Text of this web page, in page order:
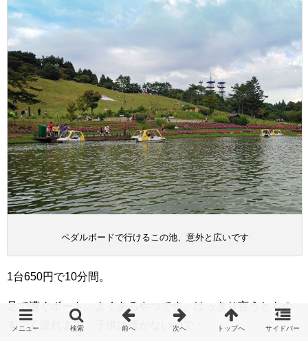
ペダルボードで行けるこの池、意外と広いです
1台650円で10分間。
足で漕ぐボート。よくあるやつです。はっきり言うともの
すごく疲れます。子供は漕がないので・・・